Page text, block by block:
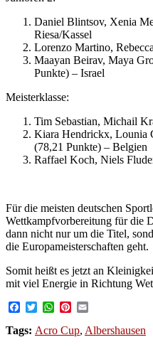
Daniel Blintsov, Xenia
Riesa/Kassel
Lorenzo Martino,
Maayan Beirav, Maya
Punkte) – Israel
Meisterklasse:
Tim Sebastian, Michail
Kiara Hendrickx, Lounia
(78,21 Punkte) – Belgien
Raffael Koch, Niels
Für die meisten deutschen
Wettkampfvorbereitung für die
dann nicht nur um die Titel,
die Europameisterschaften geht.
Somit heißt es jetzt an
mit viel Energie in Richtung
Facebook
TwitterWhatsApp
Pinterest
Tags: Acro Cup, Albershausen